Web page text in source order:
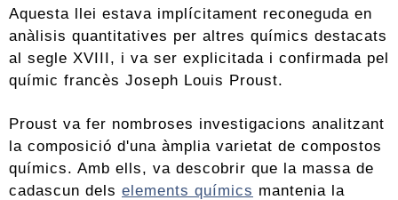
Aquesta llei estava implícitament reconeguda en
anàlisis quantitatives per altres químics destacats
al segle XVIII, i va ser explicitada i confirmada pel
químic francès Joseph Louis Proust.
Proust va fer nombroses investigacions analitzant
la composició d'una àmplia varietat de compostos
químics. Amb ells, va descobrir que la massa de
cadascun dels elements químics mantenia la